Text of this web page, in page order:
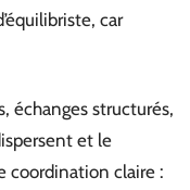
car
échanges structurés,
et le
coordination claire :